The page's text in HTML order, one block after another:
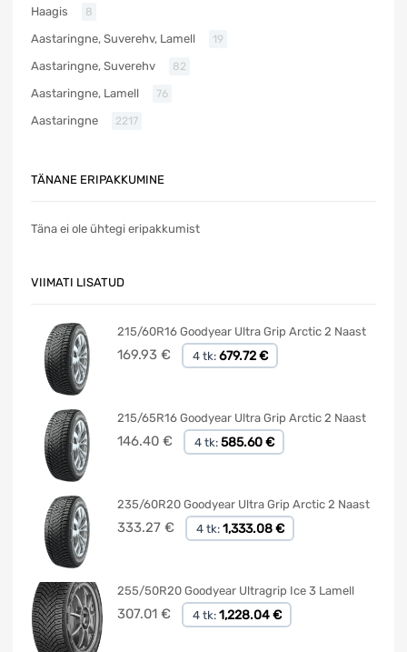
Haagis 8
Aastaringne, Suverehv, Lamell 19
Aastaringne, Suverehv 82
Aastaringne, Lamell 76
Aastaringne 2217
TÄNANE ERIPAKKUMINE
Täna ei ole ühtegi eripakkumist
VIIMATI LISATUD
215/60R16 Goodyear Ultra Grip Arctic 2 Naast
169.93 € 4 tk: 679.72 €
215/65R16 Goodyear Ultra Grip Arctic 2 Naast
146.40 € 4 tk: 585.60 €
235/60R20 Goodyear Ultra Grip Arctic 2 Naast
333.27 € 4 tk: 1,333.08 €
255/50R20 Goodyear Ultragrip Ice 3 Lamell
307.01 € 4 tk: 1,228.04 €